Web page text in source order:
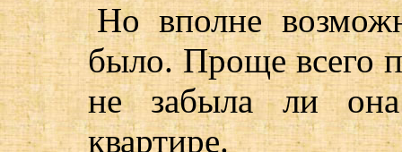
Но вполне
было. Проще всего
не забыла ли
квартире.